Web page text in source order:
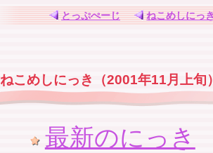
とっぷぺーじ ねこめしにっ
ねこめしにっき（2001年11月上旬
最新のにっき